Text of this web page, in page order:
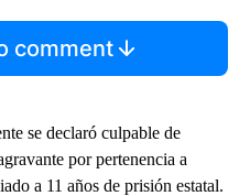
comment
se declaró culpable de
por pertenencia a
a 11 años de prisión estatal.